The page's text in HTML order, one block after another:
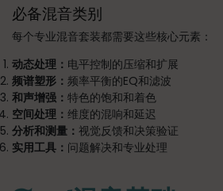
必备混音类别
每个专业混音套装都需要这些核心元素：
动态处理： 电平控制的压缩和扩展
频谱塑形： 频率平衡的EQ和滤波
和声增强： 特色的饱和和着色
空间处理： 维度的混响和延迟
分析和测量： 视觉反馈和决策验证
实用工具： 问题解决和专业处理